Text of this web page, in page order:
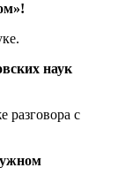
наук
с